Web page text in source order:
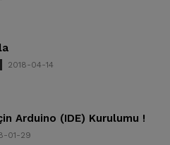
2018-04-14
Arduino (IDE) Kurulumu !
01-29